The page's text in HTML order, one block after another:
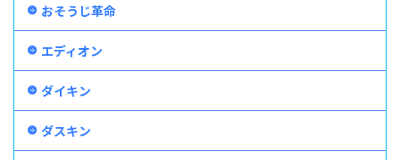
おそうじ革命
エディオン
ダイキン
ダスキン